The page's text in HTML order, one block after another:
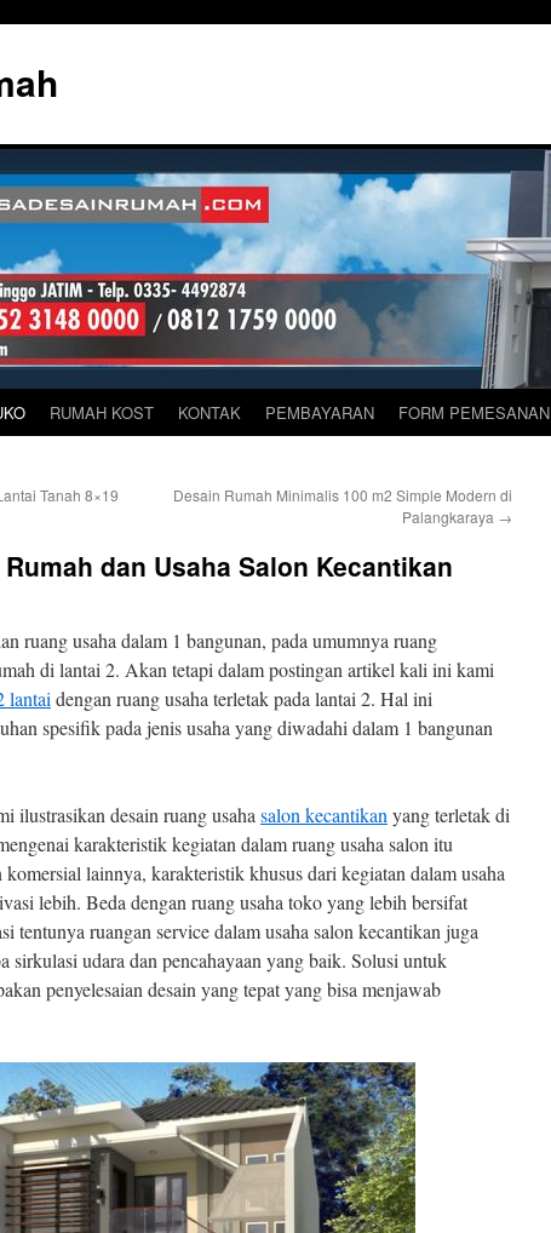
RUMAH KOST KONTAK PEMBAYARAN FORM PEMESANAN
Tanah 8×19
Desain Rumah Minimalis 100 m2 Simple Modern di
Palangkaraya →
dan Usaha Salon Kecantikan
ruang usaha dalam 1 bangunan, pada umumnya ruang
di lantai 2. Akan tetapi dalam postingan artikel kali ini kami
lantai dengan ruang usaha terletak pada lantai 2. Hal ini
spesifik pada jenis usaha yang diwadahi dalam 1 bangunan
ilustrasikan desain ruang usaha salon kecantikan yang terletak di
karakteristik kegiatan dalam ruang usaha salon itu
lainnya, karakteristik khusus dari kegiatan dalam usaha
lebih. Beda dengan ruang usaha toko yang lebih bersifat
tentunya ruangan service dalam usaha salon kecantikan juga
sirkulasi udara dan pencahayaan yang baik. Solusi untuk
penyelesaian desain yang tepat yang bisa menjawab